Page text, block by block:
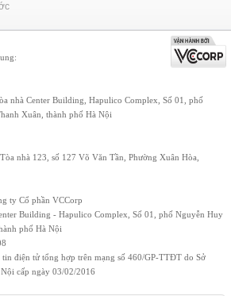
nhà Center Building, Hapulico Complex, Số 01, phố
Xuân, thành phố Hà Nội
nhà 123, số 127 Võ Văn Tần, Phường Xuân Hòa,
ty Cổ phần VCCorp
Building - Hapulico Complex, Số 01, phố Nguyễn Huy
phố Hà Nội
điện tử tổng hợp trên mạng số 460/GP-TTĐT do Sở
cấp ngày 03/02/2016